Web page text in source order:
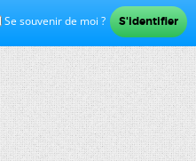
Se souvenir de moi ?